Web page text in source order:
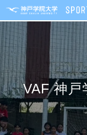
VAF 神